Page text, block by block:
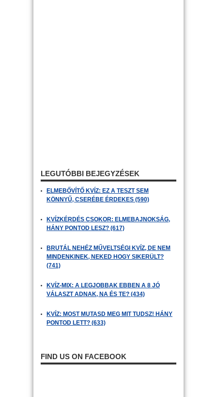
LEGUTÓBBI BEJEGYZÉSEK
ELMEBŐVÍTŐ KVÍZ: EZ A TESZT SEM
KÖNNYŰ, CSERÉBE ÉRDEKES (590)
KVÍZKÉRDÉS CSOKOR: ELMEBAJNOKSÁG,
HÁNY PONTOD LESZ? (617)
BRUTÁL NEHÉZ MŰVELTSÉGI KVÍZ, DE NEM
MINDENKINEK, NEKED HOGY SIKERÜLT?
(741)
KVÍZ-MIX: A LEGJOBBAK EBBEN A 8 JÓ
VÁLASZT ADNAK, NA ÉS TE? (434)
KVÍZ: MOST MUTASD MEG MIT TUDSZ! HÁNY
PONTOD LETT? (633)
FIND US ON FACEBOOK